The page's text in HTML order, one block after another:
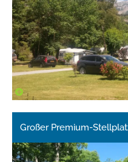
Großer Premium-